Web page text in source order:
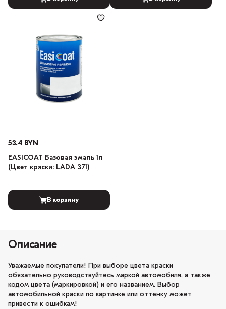
53.4 BYN
EASICOAT Базовая эмаль 1л
(Цвет краски: LADA 371)
В корзину
Описание
Уважаемые покупатели! При выборе цвета краски
обязательно руководствуйтесь маркой автомобиля, а также
кодом цвета (маркировкой) и его названием. Выбор
автомобильной краски по картинке или оттенку может
привести к ошибкам!